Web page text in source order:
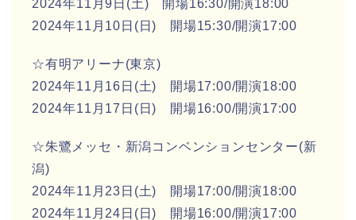
2024年11月9日(土) 開場16:30/開演18:00
2024年11月10日(日) 開場15:30/開演17:00
☆有明アリーナ(東京)
2024年11月16日(土) 開場17:00/開演18:00
2024年11月17日(日) 開場16:00/開演17:00
☆朱鷺メッセ・新潟コンベンションセンター(新
潟)
2024年11月23日(土) 開場17:00/開演18:00
2024年11月24日(日) 開場16:00/開演17:00